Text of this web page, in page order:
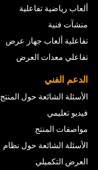
ألعاب رياضية تفاعلية
منشآت فنية
تفاعلية ألعاب جهاز عرض
تفاعلي معدات العرض
الدعم الفني
الأسئلة الشائعة حول المنتج
فيديو تعليمي
مواصفات المنتج
الأسئلة الشائعة حول نظام
العرض التكميلي